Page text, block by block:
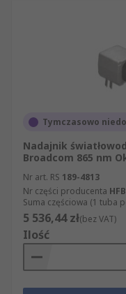
Tymczasowo
Nadajnik
Broadcom 865 nm
Nr art. RS 189-4813
Nr części producenta
Suma częściowa (1 tuba
5 536,44 zł(bez VAT)
Ilość